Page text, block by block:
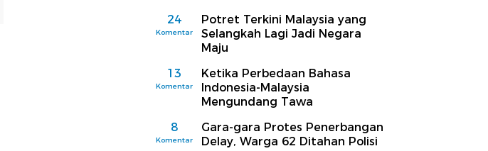
24
Komentar
Potret Terkini Malaysia yang
Selangkah Lagi Jadi Negara
Maju
13
Komentar
Ketika Perbedaan Bahasa
Indonesia-Malaysia
Mengundang Tawa
8
Komentar
Gara-gara Protes Penerbangan
Delay, Warga 62 Ditahan Polisi